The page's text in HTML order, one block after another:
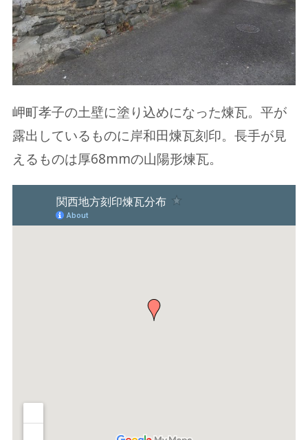
岬町孝子の土壁に塗り込めになった煉瓦。平が
露出しているものに岸和田煉瓦刻印。長手が見
えるものは厚68mmの山陽形煉瓦。